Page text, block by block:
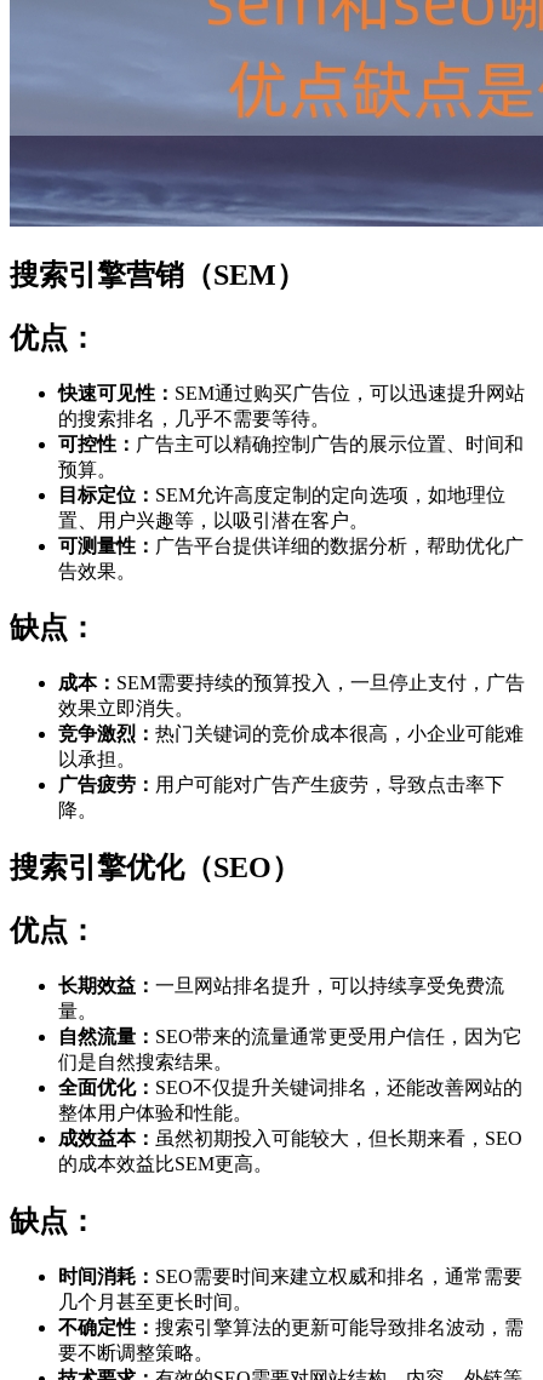
搜索引擎营销（SEM）
优点：
快速可见性： SEM通过购买广告位，可以迅速提升网站
的搜索排名，几乎不需要等待。
可控性： 广告主可以精确控制广告的展示位置、时间和
预算。
目标定位： SEM允许高度定制的定向选项，如地理位
置、用户兴趣等，以吸引潜在客户。
可测量性： 广告平台提供详细的数据分析，帮助优化广
告效果。
缺点：
成本： SEM需要持续的预算投入，一旦停止支付，广告
效果立即消失。
竞争激烈： 热门关键词的竞价成本很高，小企业可能难
以承担。
广告疲劳： 用户可能对广告产生疲劳，导致点击率下
降。
搜索引擎优化（SEO）
优点：
长期效益： 一旦网站排名提升，可以持续享受免费流
量。
自然流量： SEO带来的流量通常更受用户信任，因为它
们是自然搜索结果。
全面优化： SEO不仅提升关键词排名，还能改善网站的
整体用户体验和性能。
成效益本： 虽然初期投入可能较大，但长期来看，SEO
的成本效益比SEM更高。
缺点：
时间消耗： SEO需要时间来建立权威和排名，通常需要
几个月甚至更长时间。
不确定性： 搜索引擎算法的更新可能导致排名波动，需
要不断调整策略。